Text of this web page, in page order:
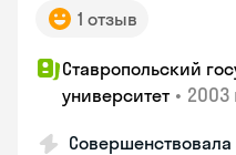
1 отзыв
Ставропольский
университет • 2003